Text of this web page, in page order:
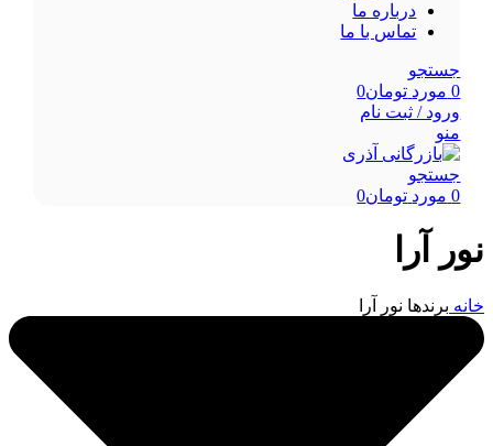
درباره ما
تماس با ما
جستجو
0 مورد تومان0
ورود / ثبت نام
منو
جستجو
0 مورد تومان0
نور آرا
خانه برندها نور آرا